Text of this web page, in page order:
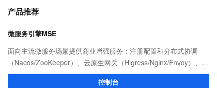
产品推荐
微服务引擎MSE
面向主流微服务场景提供商业增强服务：注册配置和分布式协调
（Nacos/ZooKeeper）、云原生网关（Higress/Nginx/Envoy）、服
务治理以及任务调度（XXL-JOB等）等产品和能力。
控制台